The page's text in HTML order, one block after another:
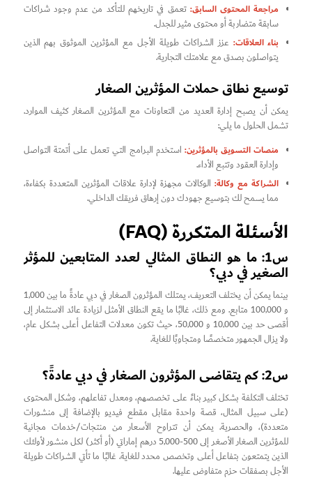
مراجعة المحتوى السابق: تعمق في تاريخهم للتأكد من عدم وجود شراكات
سابقة متضاربة أو محتوى مثير للجدل.
بناء العلاقات: عزز الشراكات طويلة الأجل مع المؤثرين الموثوق بهم الذين
يتواصلون بصدق مع علامتك التجارية.
توسيع نطاق حملات المؤثرين الصغار
يمكن أن يصبح إدارة العديد من التعاونات مع المؤثرين الصغار كثيف الموارد.
تشمل الحلول ما يلي:
منصات التسويق بالمؤثرين:استخدم البرامج التي تعمل على أتمتة التواصل
وإدارة العقود وتتبع الأداء.
الشراكة مع وكالة:الوكالات مجهزة لإدارة علاقات المؤثرين المتعددة بكفاءة،
مما يسمح لك بتوسيع جهودك دون إرهاق فريقك الداخلي.
الأسئلة المتكررة (FAQ)
س1: ما هو النطاق المثالي لعدد المتابعين للمؤثر
الصغير في دبي؟
بينما يمكن أن يختلف التعريف، يمتلك المؤثرون الصغار في دبي عادةً ما بين 1,000
و 100,000 متابع. ومع ذلك، غالبًا ما يقع النطاق الأمثل لزيادة عائد الاستثمار إلى
أقصى حد بين 10,000 و 50,000، حيث تكون معدلات التفاعل أعلى بشكل عام،
ولا يزال الجمهور متخصصًا ومتجاوبًا للغاية.
س2: كم يتقاضى المؤثرون الصغار في دبي عادةً؟
تختلف التكلفة بشكل كبير بناءً على تخصصهم، ومعدل تفاعلهم، وشكل المحتوى
(على سبيل المثال، قصة واحدة مقابل مقطع فيديو بالإضافة إلى منشورات
متعددة)، والحصرية. يمكن أن تتراوح الأسعار من منتجات/خدمات مجانية
للمؤثرين الصغار الأصغر إلى 500-5,000 درهم إماراتي (أو أكثر) لكل منشور لأولئك
الذين يتمتعون بتفاعل أعلى وتخصص محدد للغاية. غالبًا ما تأتي الشراكات طويلة
الأجل بصفقات حزم متفاوض عليها.